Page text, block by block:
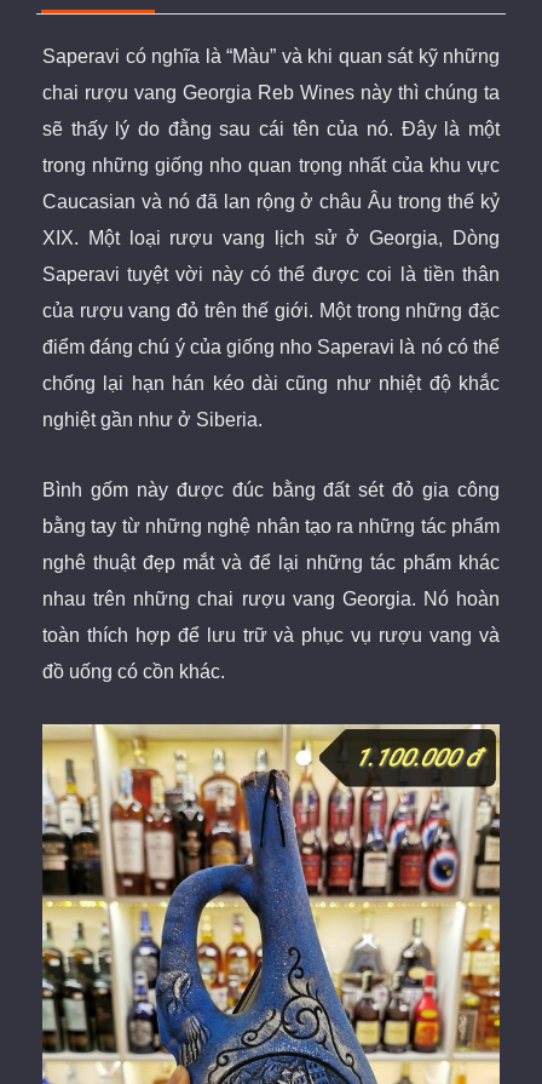
Saperavi có nghĩa là “Màu” và khi quan sát kỹ những
chai rượu vang Georgia Reb Wines này thì chúng ta
sẽ thấy lý do đằng sau cái tên của nó. Đây là một
trong những giống nho quan trọng nhất của khu vực
Caucasian và nó đã lan rộng ở châu Âu trong thế kỷ
XIX. Một loại rượu vang lịch sử ở Georgia, Dòng
Saperavi tuyệt vời này có thể được coi là tiền thân
của rượu vang đỏ trên thế giới. Một trong những đặc
điểm đáng chú ý của giống nho Saperavi là nó có thể
chống lại hạn hán kéo dài cũng như nhiệt độ khắc
nghiệt gần như ở Siberia.
Bình gốm này được đúc bằng đất sét đỏ gia công
bằng tay từ những nghệ nhân tạo ra những tác phẩm
nghê thuật đẹp mắt và để lại những tác phẩm khác
nhau trên những chai rượu vang Georgia. Nó hoàn
toàn thích hợp để lưu trữ và phục vụ rượu vang và
đồ uống có cồn khác.